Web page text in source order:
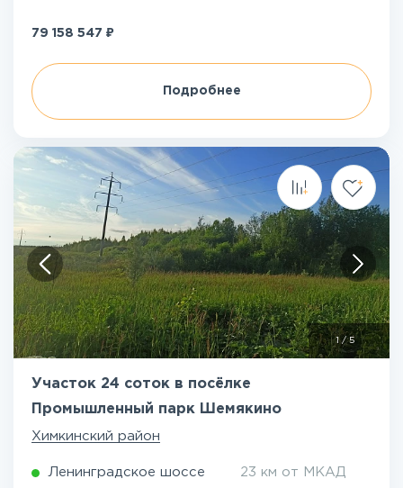
79 158 547 ₽
Подробнее
1 /5
Участок 24 соток в посёлке
Промышленный парк Шемякино
Химкинский район
Ленинградское шоссе 23 км от МКАД